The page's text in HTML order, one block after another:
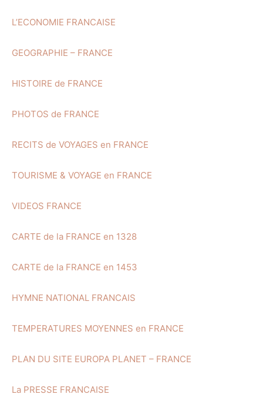
L’ECONOMIE FRANCAISE
GEOGRAPHIE – FRANCE
HISTOIRE de FRANCE
PHOTOS de FRANCE
RECITS de VOYAGES en FRANCE
TOURISME & VOYAGE en FRANCE
VIDEOS FRANCE
CARTE de la FRANCE en 1328
CARTE de la FRANCE en 1453
HYMNE NATIONAL FRANCAIS
TEMPERATURES MOYENNES en FRANCE
PLAN DU SITE EUROPA PLANET – FRANCE
La PRESSE FRANCAISE